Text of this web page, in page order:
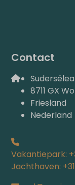
Contact
8711 GX
Friesland
Nederland
Vakantiepark:
Jachthaven: